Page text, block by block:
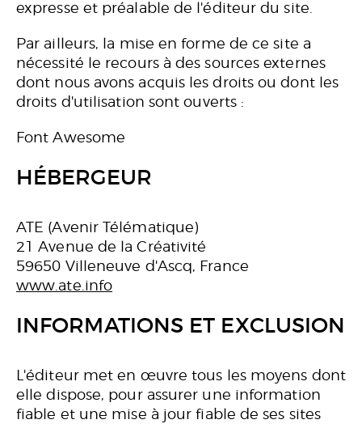
expresse et préalable de l'éditeur du site.
Par ailleurs, la mise en forme de ce site a
nécessité le recours à des sources externes
dont nous avons acquis les droits ou dont les
droits d'utilisation sont ouverts :
Font Awesome
HÉBERGEUR
ATE (Avenir Télématique)
21 Avenue de la Créativité
59650 Villeneuve d'Ascq, France
www.ate.info
INFORMATIONS ET EXCLUSION
L'éditeur met en œuvre tous les moyens dont
elle dispose, pour assurer une information
fiable et une mise à jour fiable de ses sites